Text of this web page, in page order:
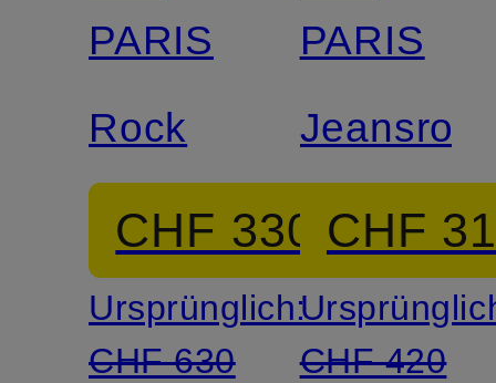
PARIS
Rock
CHF 330
Ursprünglich:
CHF 630
PARIS
CHF
CHF 420